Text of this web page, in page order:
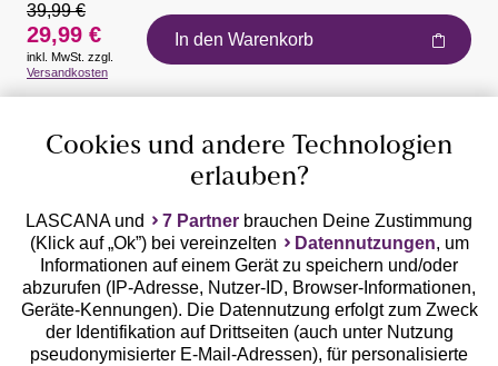
Auszeichnungen
Geprüfte Sicherheit
39,99 €
29,99 €
inkl. MwSt. zzgl.
Versandkosten
In den Warenkorb
Cookies und andere Technologien
erlauben?
LASCANA und 7 Partner brauchen Deine Zustimmung
(Klick auf „Ok”) bei vereinzelten
Datennutzungen, um
Informationen auf einem Gerät zu speichern und/oder
abzurufen (IP-Adresse, Nutzer-ID, Browser-Informationen,
Geräte-Kennungen). Die Datennutzung erfolgt zum Zweck
der Identifikation auf Drittseiten (auch unter Nutzung
pseudonymisierter E-Mail-Adressen), für personalisierte